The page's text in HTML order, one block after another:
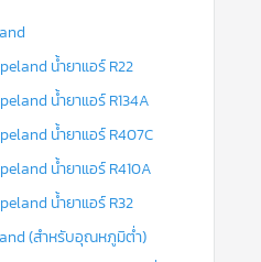
น้ำยาแอร์ R22
น้ำยาแอร์ R134A
น้ำยาแอร์ R407C
น้ำยาแอร์ R410A
น้ำยาแอร์ R32
(สำหรับอุณหภูมิต่ำ)